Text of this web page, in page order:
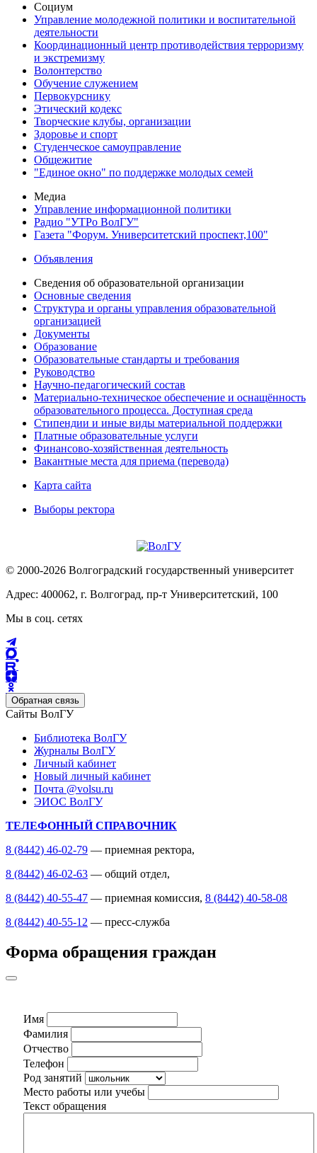
Социум
Управление молодежной политики и воспитательной
деятельности
Координационный центр противодействия терроризму
и экстремизму
Волонтерство
Обучение служением
Первокурснику
Этический кодекс
Творческие клубы, организации
Здоровье и спорт
Студенческое самоуправление
Общежитие
"Единое окно" по поддержке молодых семей
Медиа
Управление информационной политики
Радио "УТРо ВолГУ"
Газета "Форум. Университетский проспект,100"
Объявления
Сведения об образовательной организации
Основные сведения
Структура и органы управления образовательной
организацией
Документы
Образование
Образовательные стандарты и требования
Руководство
Научно-педагогический состав
Материально-техническое обеспечение и оснащённость
образовательного процесса. Доступная среда
Стипендии и иные виды материальной поддержки
Платные образовательные услуги
Финансово-хозяйственная деятельность
Вакантные места для приема (перевода)
Карта сайта
Выборы ректора
© 2000-2026 Волгоградский государственный университет
Адрес: 400062, г. Волгоград, пр-т Университетский, 100
Мы в соц. сетях
Обратная связь
Сайты ВолГУ
Библиотека ВолГУ
Журналы ВолГУ
Личный кабинет
Новый личный кабинет
Почта @volsu.ru
ЭИОС ВолГУ
ТЕЛЕФОННЫЙ СПРАВОЧНИК
8 (8442) 46-02-79 — приемная ректора,
8 (8442) 46-02-63 — общий отдел,
8 (8442) 40-55-47 — приемная комиссия, 8 (8442) 40-58-08
8 (8442) 40-55-12 — пресс-служба
Форма обращения граждан
Имя
Фамилия
Отчество
Телефон
Род занятий
Место работы или учебы
Текст обращения